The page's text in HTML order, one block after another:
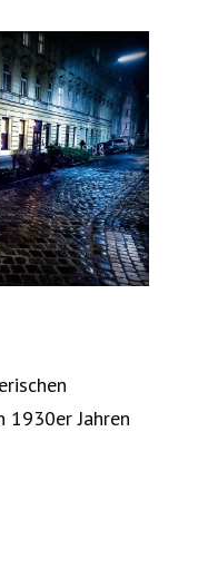
1930er Jahren